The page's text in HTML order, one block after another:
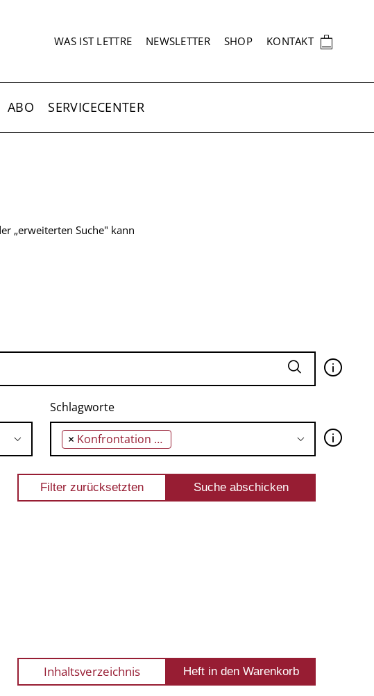
SEKUNDÄRNAVIGATION
WAS IST LETTRE NEWSLETTER SHOP KONTAKT 🛍
ABO SERVICECENTER
„erweiterten Suche" kann
🛈
Schlagworte
× Konfrontation mit der Gewalt 🛈
Inhaltsverzeichnis